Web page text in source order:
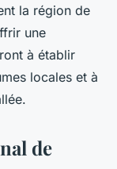
la région de
une
à établir
locales et à
de